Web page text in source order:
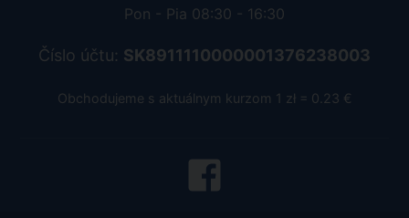
Pon - Pia 08:30 - 16:30
Číslo účtu: SK8911110000001376238003
Obchodujeme s aktuálnym kurzom 1 zł = 0.23 €